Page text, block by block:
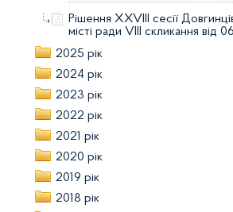
Рішення XXVIII сесії
місті ради VІIІ скликання від
2025 рік
2024 рік
2023 рік
2022 рік
2021 рік
2020 рік
2019 рік
2018 рік